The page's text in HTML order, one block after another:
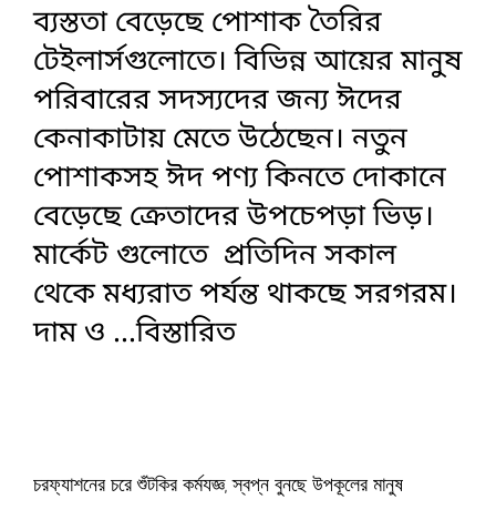
ব্যস্ততা বেড়েছে পোশাক তৈরির
টেইলার্সগুলোতে। বিভিন্ন আয়ের মানুষ
পরিবারের সদস্যদের জন্য ঈদের
কেনাকাটায় মেতে উঠেছেন। নতুন
পোশাকসহ ঈদ পণ্য কিনতে দোকানে
বেড়েছে ক্রেতাদের উপচেপড়া ভিড়।
মার্কেট গুলোতে প্রতিদিন সকাল
থেকে মধ্যরাত পর্যন্ত থাকছে সরগরম।
দাম ও ...বিস্তারিত
চরফ্যাশনের চরে শুঁটকির কর্মযজ্ঞ, স্বপ্ন বুনছে উপকূলের মানুষ